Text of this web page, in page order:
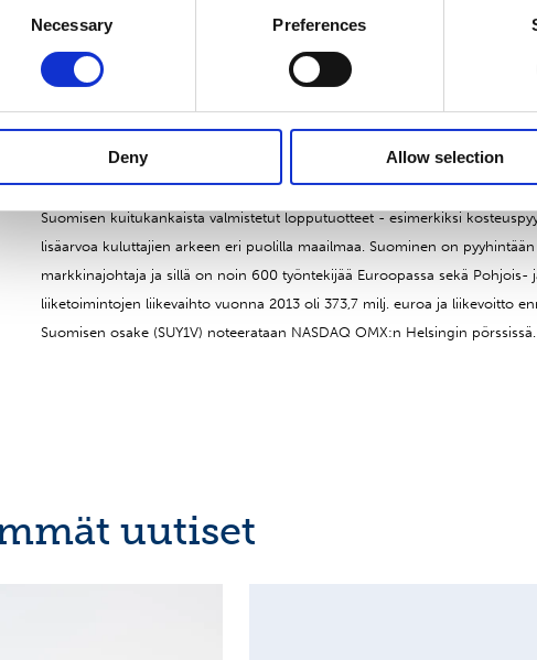
Necessary Preferences
Deny Allow selection
NASDAQ OMX Helsinki Oy
www.suominen.fi
Suominen lyhyesti
Suominen valmistaa kuitukankaita rullatavarana pyyhintä- ja
Suomisen kuitukankaista valmistetut lopputuotteet - esimerkiksi
lisäarvoa kuluttajien arkeen eri puolilla maailmaa. Suominen on
markkinajohtaja ja sillä on noin 600 työntekijää Euroopassa sekä Pohjois-
liiketoimintojen liikevaihto vuonna 2013 oli 373,7 milj. euroa ja liikevoitto
Suomisen osake (SUY1V) noteerataan NASDAQ OMX:n Helsingin
uutiset